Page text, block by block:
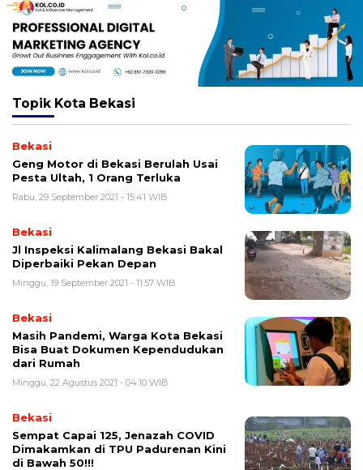
Topik Kota Bekasi
Bekasi
Geng Motor di Bekasi Berulah Usai
Pesta Ultah, 1 Orang Terluka
Rabu, 29 September 2021 - 15:41 WIB
Bekasi
Jl Inspeksi Kalimalang Bekasi Bakal
Diperbaiki Pekan Depan
Minggu, 19 September 2021 - 11:57 WIB
Bekasi
Masih Pandemi, Warga Kota Bekasi
Bisa Buat Dokumen Kependudukan
dari Rumah
Minggu, 22 Agustus 2021 - 04:10 WIB
Bekasi
Sempat Capai 125, Jenazah COVID
Dimakamkan di TPU Padurenan Kini
di Bawah 50!!!